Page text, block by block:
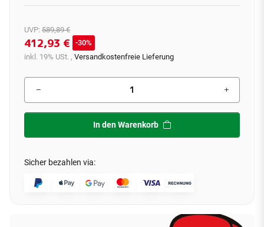
UVP: 589,89 €
412,93 €
30%
inkl. 19% USt. , Versandkostenfreie Lieferung
In den Warenkorb
Sicher bezahlen via: